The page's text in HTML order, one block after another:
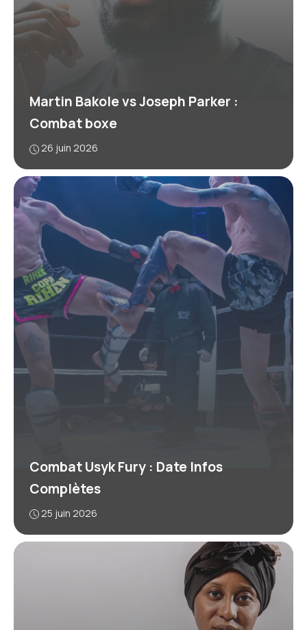
Martin Bakole vs Joseph Parker :
Combat boxe
26 juin 2026
Combat Usyk Fury : Date Infos
Complètes
25 juin 2026